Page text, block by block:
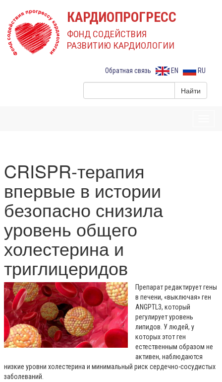
КАРДИОПРОГРЕСС
ФОНД СОДЕЙСТВИЯ
РАЗВИТИЮ КАРДИОЛОГИИ
RU
EN
Обратная связь
CRISPR-терапия
впервые в истории
безопасно снизила
уровень общего
холестерина и
триглицеридов
Препарат редактирует гены
в печени, «выключая» ген
ANGPTL3, который
регулирует уровень
липидов. У людей, у
которых этот ген
естественным образом не
активен, наблюдаются
низкие уровни холестерина и минимальный риск сердечно-сосудистых
заболеваний.